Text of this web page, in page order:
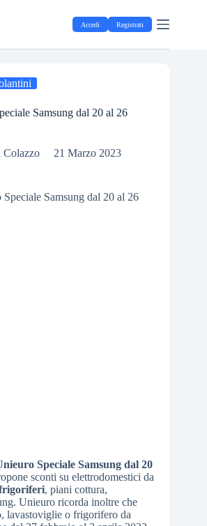
Accedi Registrati
Samsung dal 20 al 26
Colazzo 21 Marzo 2023
Speciale Samsung dal 20
sconti su elettrodomestici da
, piani cottura,
Unieuro ricorda inoltre che
lavastoviglie o frigorifero da